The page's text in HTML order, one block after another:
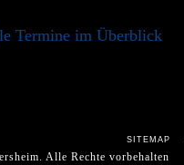
Termine im Überblick
SITEMAP
Alle Rechte vorbehalten